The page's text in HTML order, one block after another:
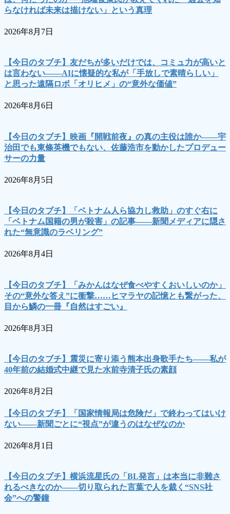
らなければ未来は描けない」という真理
2026年8月7日
【今日のタブチ】友だちが多いだけでは、コミュ力が高いと
は言わない――AIに懐疑的な私が「手放しで素晴らしい」
と思った遠隔ロボ「オリヒメ」の“意外な価値”
2026年8月6日
【今日のタブチ】映画『開戦前夜』の真の主役は誰か――宇
治田でも東條英機でもない、佐藤浩市を動かしたプロデュー
サーの力量
2026年8月5日
【今日のタブチ】「ベトナム人ら協力し救助」のすぐ右に
「ベトナム国籍の男が殺害」の記事――新聞メディアに隠さ
れた“無意識のラベリング”
2026年8月4日
【今日のタブチ】「みかんはなぜ食べやすくおいしいのか」
その“意外な答え”に衝撃……ヒマラヤの記憶とも繋がった、
目から鱗の一冊『自然はすごい』
2026年8月3日
【今日のタブチ】震災に寄り添う熊本出身歌手たち――私が
40年前の結婚式中継で見た水前寺清子氏の素顔
2026年8月2日
【今日のタブチ】「国家情報局は危険だ」で終わってはいけ
ない――新聞ごとに“視点”が違うのはなぜなのか
2026年8月1日
【今日のタブチ】横浜流星氏の「BL発言」は本当に非難さ
れるべきなのか――切り取られた言葉で人を裁く“SNS社
会”への警鐘